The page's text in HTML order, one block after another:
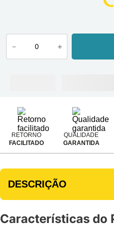
＋
－
RETORNO
FACILITADO
QUALIDADE
GARANTIDA
DESCRIÇÃO
Características do